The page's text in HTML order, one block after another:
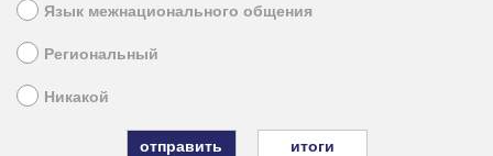
Язык межнационального общения
Региональный
Никакой
итоги